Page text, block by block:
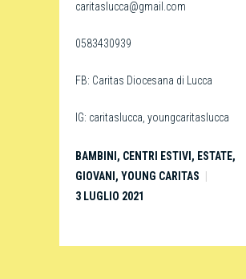
caritaslucca@gmail.com
0583430939
FB: Caritas Diocesana di Lucca
IG: caritaslucca, youngcaritaslucca
BAMBINI , CENTRI ESTIVI , ESTATE,
GIOVANI , YOUNG CARITAS
3 LUGLIO 2021